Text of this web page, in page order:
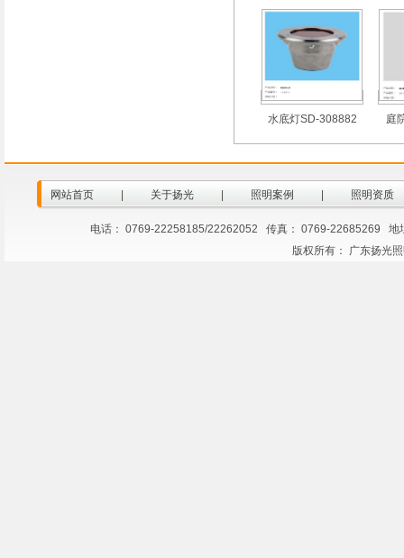
水底灯SD-308882 庭
网站首页 关于扬光 照明案例 照明资质
电话： 0769-22258185/22262052 传真： 0769-22685269 地
版权所有： 广东扬光